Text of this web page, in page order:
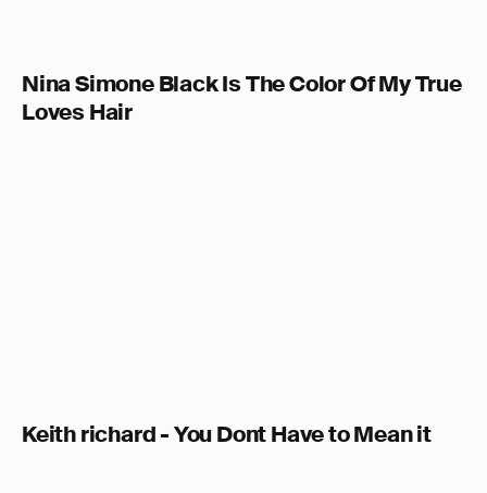
Nina Simone Black Is The Color Of My True
Loves Hair
Keith richard - You Dont Have to Mean it